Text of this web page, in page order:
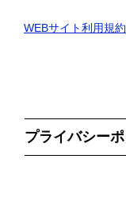
WEBサイト利用規約
プライバシー